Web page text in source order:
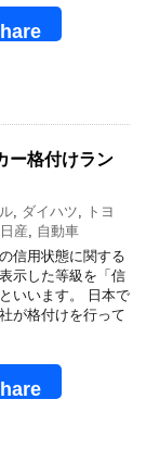
ー格付けラン
ダイハツ
トヨ
日産
自動車
信用状態に関する
示した等級を「信
いいます。 日本で
が格付けを行って